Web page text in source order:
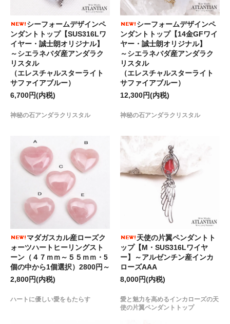
シーフォームデザインペ
ンダントトップ【SUS316Lワ
イヤー・誠士朗オリジナル】
～シエラネバダ産アンダラク
リスタル
（エレスチャルスターライト
サファイアブルー）
6,700円(内税)
神秘の石アンダラクリスタル
シーフォームデザインペ
ンダントトップ【14金GFワイ
ヤー・誠士朗オリジナル】
～シエラネバダ産アンダラク
リスタル
（エレスチャルスターライト
サファイアブルー）
12,300円(内税)
神秘の石アンダラクリスタル
マダガスカル産ローズク
ォーツハートヒーリングスト
ーン（４７ｍｍ～５５ｍｍ・5
個の中から1個選択）2800円～
2,800円(内税)
ハートに優しい愛をもたらす
天使の片翼ペンダントト
ップ【M・SUS316Lワイヤ
ー】～アルゼンチン産インカ
ローズAAA
8,000円(内税)
愛と魅力を高めるインカローズの天
使の片翼ペンダントトップ